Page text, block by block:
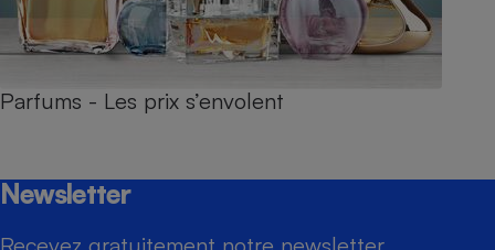
Parfums - Les prix s’envolent
Newsletter